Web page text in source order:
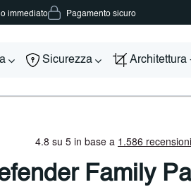
immediato Pagamento sicuro
Sicurezza Architettura
Family